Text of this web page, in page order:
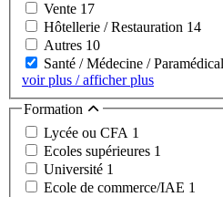
Vente 17
Hôtellerie / Restauration 14
Autres 10
Santé / Médecine / Paramédical
voir plus / afficher plus
Formation
Lycée ou CFA 1
Ecoles supérieures 1
Université 1
Ecole de commerce/IAE 1